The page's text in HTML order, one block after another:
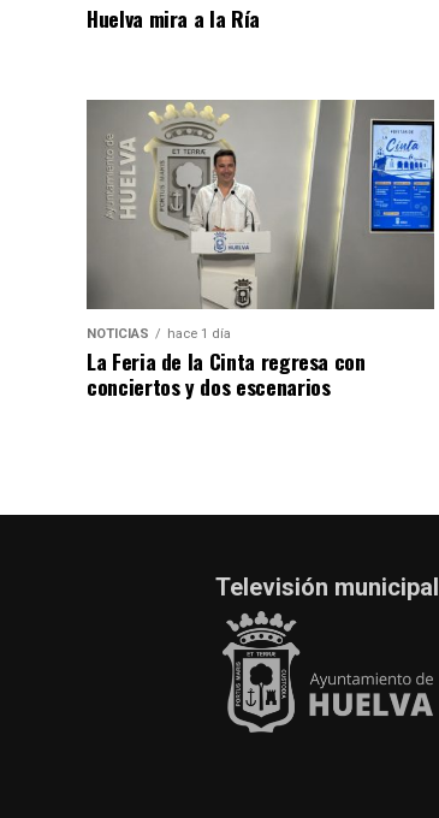
Huelva mira a la Ría
NOTICIAS hace 1 día
La Feria de la Cinta regresa con
conciertos y dos escenarios
Televisión municipal